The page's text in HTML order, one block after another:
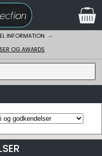
INFORMATION
OG AWARDS